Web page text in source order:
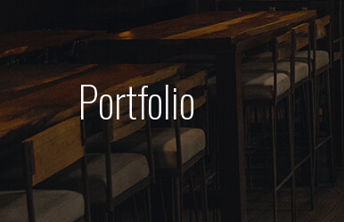
Portfolio